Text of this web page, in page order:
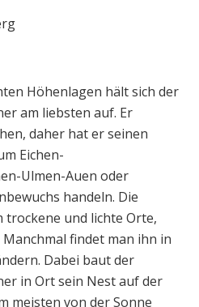
Höhenlagen hält sich der
am liebsten auf. Er
daher hat er seinen
Eichen-
Ulmen-Auen oder
handeln. Die
trockene und lichte Orte,
findet man ihn in
Dabei baut der
in Ort sein Nest auf der
meisten von der Sonne